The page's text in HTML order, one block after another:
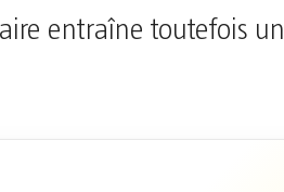
entraîne toutefois un